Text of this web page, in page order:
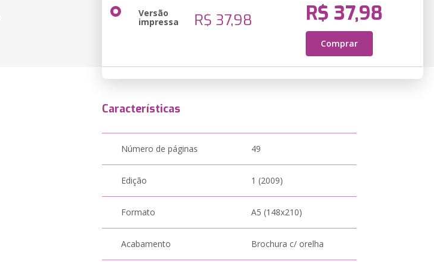
Versão
impressa R$ 37,98 R$ 37,98
Comprar
Características
Número de páginas 49
Edição 1 (2009)
Formato A5 (148x210)
Acabamento Brochura c/ orelha